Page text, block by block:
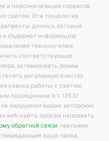
и персонализации сервисов
сайтом. Эти технологии
данных, которые
и содержат информацию
технологиями
соответствующие
активировать режим
регулярную очистку
сеанса работы с сайтом.
посредником (ст. 1253.1
нарушения ваших авторских
веб-сайта, просим направить
обратной связи, приложив
ваши права,